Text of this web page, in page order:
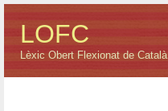
LOFC
Lèxic Obert Flexionat de Català